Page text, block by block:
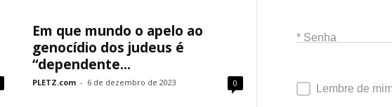
Em que mundo o apelo ao
genocídio dos judeus é
“dependente...
PLETZ.com - 6 de dezembro de 2023 0
* Senha
Lembre de